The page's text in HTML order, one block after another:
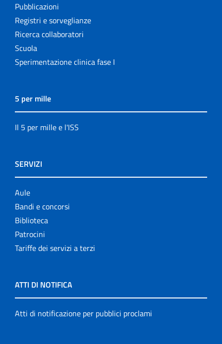
Pubblicazioni
Registri e sorveglianze
Ricerca collaboratori
Scuola
Sperimentazione clinica fase I
5 per mille
Il 5 per mille e l'ISS
SERVIZI
Aule
Bandi e concorsi
Biblioteca
Patrocini
Tariffe dei servizi a terzi
ATTI DI NOTIFICA
Atti di notificazione per pubblici proclami